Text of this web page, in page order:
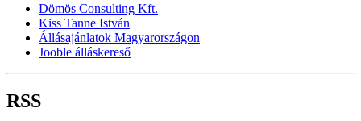
Dömös Consulting Kft.
Kiss Tanne István
Állásajánlatok Magyarországon
Jooble álláskereső
RSS